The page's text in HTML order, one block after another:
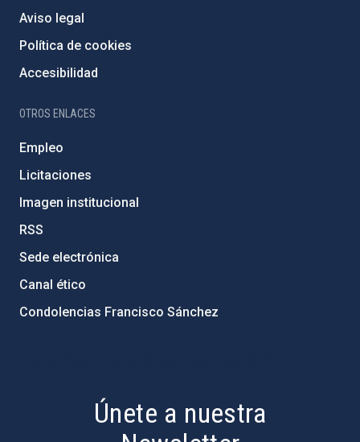
Aviso legal
Política de cookies
Accesibilidad
OTROS ENLACES
Empleo
Licitaciones
Imagen institucional
RSS
Sede electrónica
Canal ético
Condolencias Francisco Sánchez
Únete a nuestra